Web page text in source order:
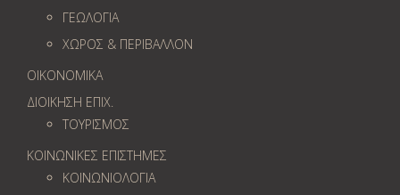
ΓΕΩΛOΓΙΑ
ΧΩΡΟΣ & ΠΕΡΙΒΑΛΛΟΝ
ΟΙΚΟΝΟΜΙΚΑ
ΔΙΟΙΚΗΣΗ ΕΠΙΧ.
ΤΟΥΡΙΣΜΟΣ
ΚΟΙΝΩΝΙΚΕΣ ΕΠΙΣΤΗΜΕΣ
ΚΟΙΝΩΝΙΟΛΟΓΙΑ